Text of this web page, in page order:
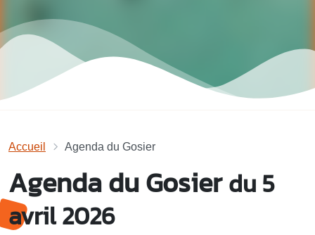
Accueil Agenda du Gosier
Agenda du Gosierdu 5
avril 2026